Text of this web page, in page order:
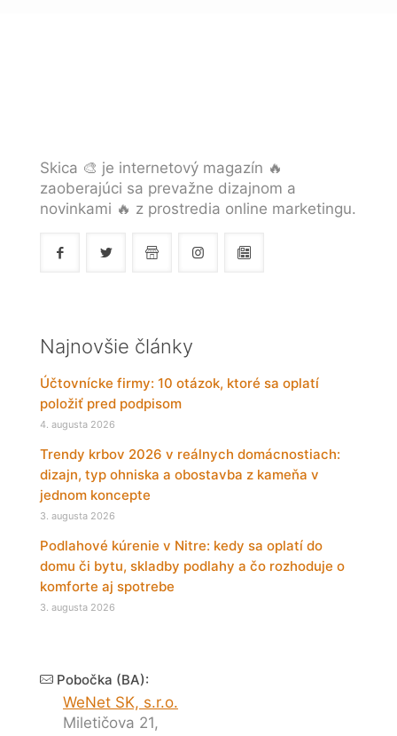
Skica 🎨 je internetový magazín 🔥
zaoberajúci sa prevažne dizajnom a
novinkami 🔥 z prostredia online marketingu.
Najnovšie články
Účtovnícke firmy: 10 otázok, ktoré sa oplatí
položiť pred podpisom
4. augusta 2026
Trendy krbov 2026 v reálnych domácnostiach:
dizajn, typ ohniska a obostavba z kameňa v
jednom koncepte
3. augusta 2026
Podlahové kúrenie v Nitre: kedy sa oplatí do
domu či bytu, skladby podlahy a čo rozhoduje o
komforte aj spotrebe
3. augusta 2026
Pobočka (BA):
WeNet SK, s.r.o.
Miletičova 21,